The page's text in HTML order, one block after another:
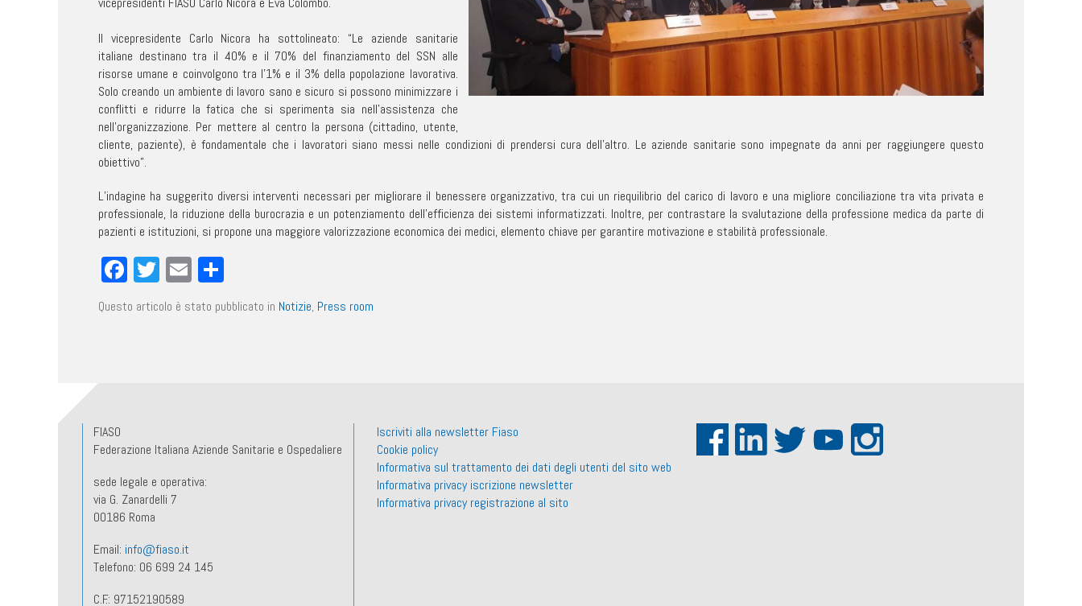
Il vicepresidente Carlo Nicora ha sottolineato: “Le aziende sanitarie
italiane destinano tra il 40% e il 70% del finanziamento del SSN alle
risorse umane e coinvolgono tra l’1% e il 3% della popolazione lavorativa.
Solo creando un ambiente di lavoro sano e sicuro si possono minimizzare i
conflitti e ridurre la fatica che si sperimenta sia nell’assistenza che
nell’organizzazione. Per mettere al centro la persona (cittadino, utente,
cliente, paziente), è fondamentale che i lavoratori siano messi nelle condizioni di prendersi cura dell’altro. Le aziende sanitarie sono impegnate da anni per raggiungere questo
obiettivo”.
L’indagine ha suggerito diversi interventi necessari per migliorare il benessere organizzativo, tra cui un riequilibrio del carico di lavoro e una migliore conciliazione tra vita privata e
professionale, la riduzione della burocrazia e un potenziamento dell’efficienza dei sistemi informatizzati. Inoltre, per contrastare la svalutazione della professione medica da parte di
pazienti e istituzioni, si propone una maggiore valorizzazione economica dei medici, elemento chiave per garantire motivazione e stabilità professionale.
Facebook
Twitter
Email
Questo articolo è stato pubblicato in Notizie, Press room
FIASO
Federazione Italiana Aziende Sanitarie e Ospedaliere
sede legale e operativa:
via G. Zanardelli 7
00186 Roma
Email: info@fiaso.it
Telefono: 06 699 24 145
C.F.: 97152190589
Iscriviti alla newsletter Fiaso
Cookie policy
Informativa sul trattamento dei dati degli utenti del sito web
Informativa privacy iscrizione newsletter
Informativa privacy registrazione al sito